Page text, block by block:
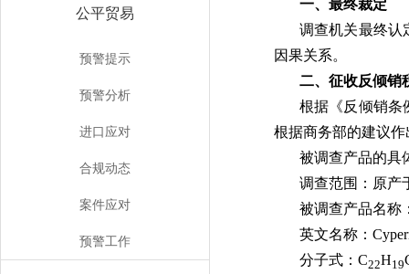
公平贸易
预警提示
预警分析
进口应对
合规动态
案件应对
预警工作
一、最终裁定
调查机关最终认
因果关系。
二、征收反倾销
根据《反倾销条
根据商务部的建议
被调查产品的具
调查范围：原产
被调查产品名称
英文名称：
分子式：C22H19